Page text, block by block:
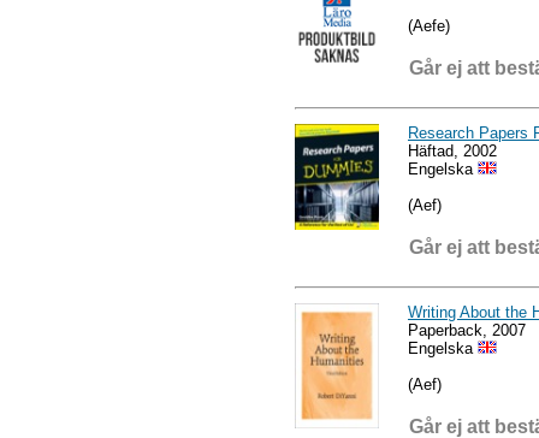
(Aefe)
Går ej att
Research Papers
Häftad, 2002
Engelska
(Aef)
Går ej att
Writing About the
Paperback, 2007
Engelska
(Aef)
Går ej att